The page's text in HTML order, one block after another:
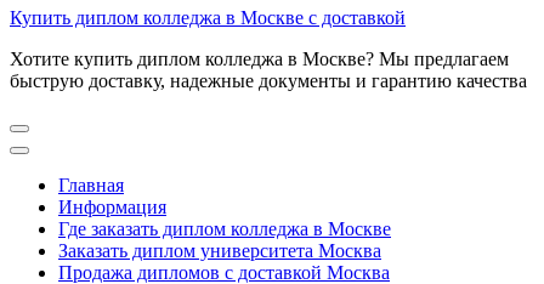
Купить диплом колледжа в Москве с доставкой
Хотите купить диплом колледжа в Москве? Мы предлагаем
быструю доставку, надежные документы и гарантию качества
Главная
Информация
Где заказать диплом колледжа в Москве
Заказать диплом университета Москва
Продажа дипломов с доставкой Москва